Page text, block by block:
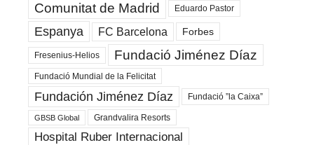
Comunitat de Madrid Eduardo Pastor
Espanya FC Barcelona Forbes
Fresenius-Helios Fundació Jiménez Díaz
Fundació Mundial de la Felicitat
Fundación Jiménez Díaz Fundació ”la Caixa”
GBSB Global Grandvalira Resorts
Hospital Ruber Internacional